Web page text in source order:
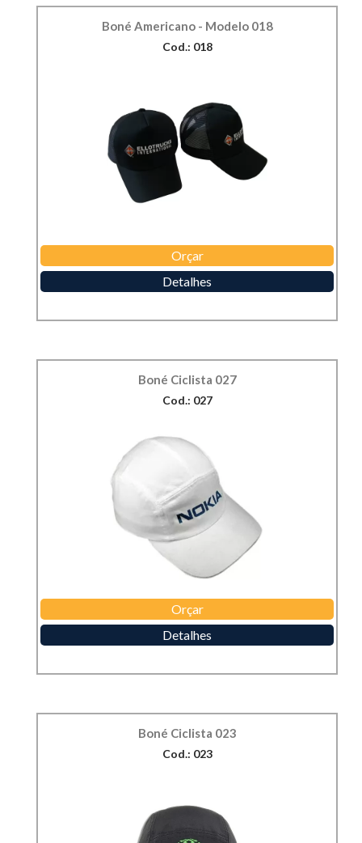
Boné Americano - Modelo 018
Cod.: 018
Orçar
Detalhes
Boné Ciclista 027
Cod.: 027
Orçar
Detalhes
Boné Ciclista 023
Cod.: 023